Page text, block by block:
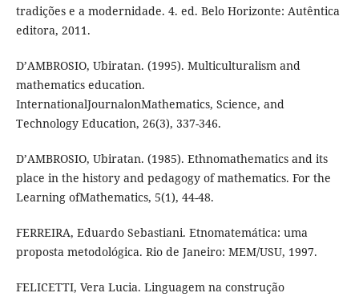
tradições e a modernidade. 4. ed. Belo Horizonte: Autêntica
editora, 2011.
D’AMBROSIO, Ubiratan. (1995). Multiculturalism and
mathematics education.
InternationalJournalonMathematics, Science, and
Technology Education, 26(3), 337-346.
D’AMBROSIO, Ubiratan. (1985). Ethnomathematics and its
place in the history and pedagogy of mathematics. For the
Learning ofMathematics, 5(1), 44-48.
FERREIRA, Eduardo Sebastiani. Etnomatemática: uma
proposta metodológica. Rio de Janeiro: MEM/USU, 1997.
FELICETTI, Vera Lucia. Linguagem na construção